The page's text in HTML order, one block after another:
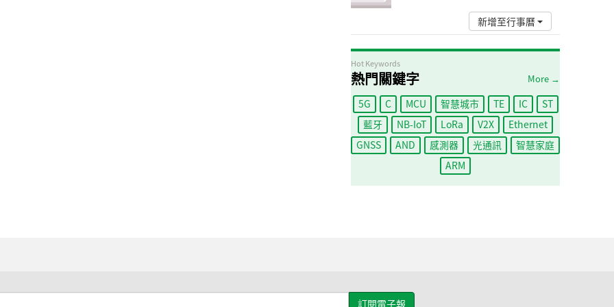
新增至行事曆
Hot Keywords
熱門關鍵字 More →
5G C MCU 智慧城市 TE IC
ST
藍牙
NB-IoT LoRa V2X
Ethernet
GNSS
AND 感測器 光通訊
智慧家庭
ARM